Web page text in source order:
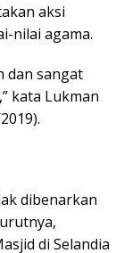
aksi
nilai agama.
dan sangat
kata Lukman
dibenarkan
di Selandia